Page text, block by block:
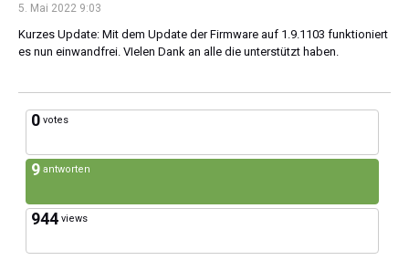
5. Mai 2022 9:03
Kurzes Update: Mit dem Update der Firmware auf 1.9.1103 funktioniert
es nun einwandfrei. VIelen Dank an alle die unterstützt haben.
0 votes
9 antworten
944 views